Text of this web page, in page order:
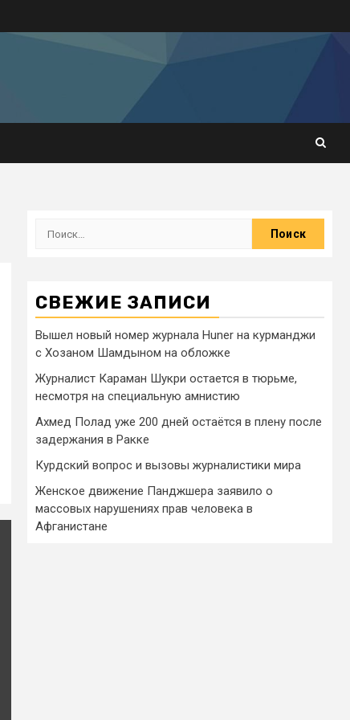
СВЕЖИЕ ЗАПИСИ
Вышел новый номер журнала Huner на курманджи
с Хозаном Шамдыном на обложке
Журналист Караман Шукри остается в тюрьме,
несмотря на специальную амнистию
Ахмед Полад уже 200 дней остаётся в плену после
задержания в Ракке
Курдский вопрос и вызовы журналистики мира
Женское движение Панджшера заявило о
массовых нарушениях прав человека в
Афганистане